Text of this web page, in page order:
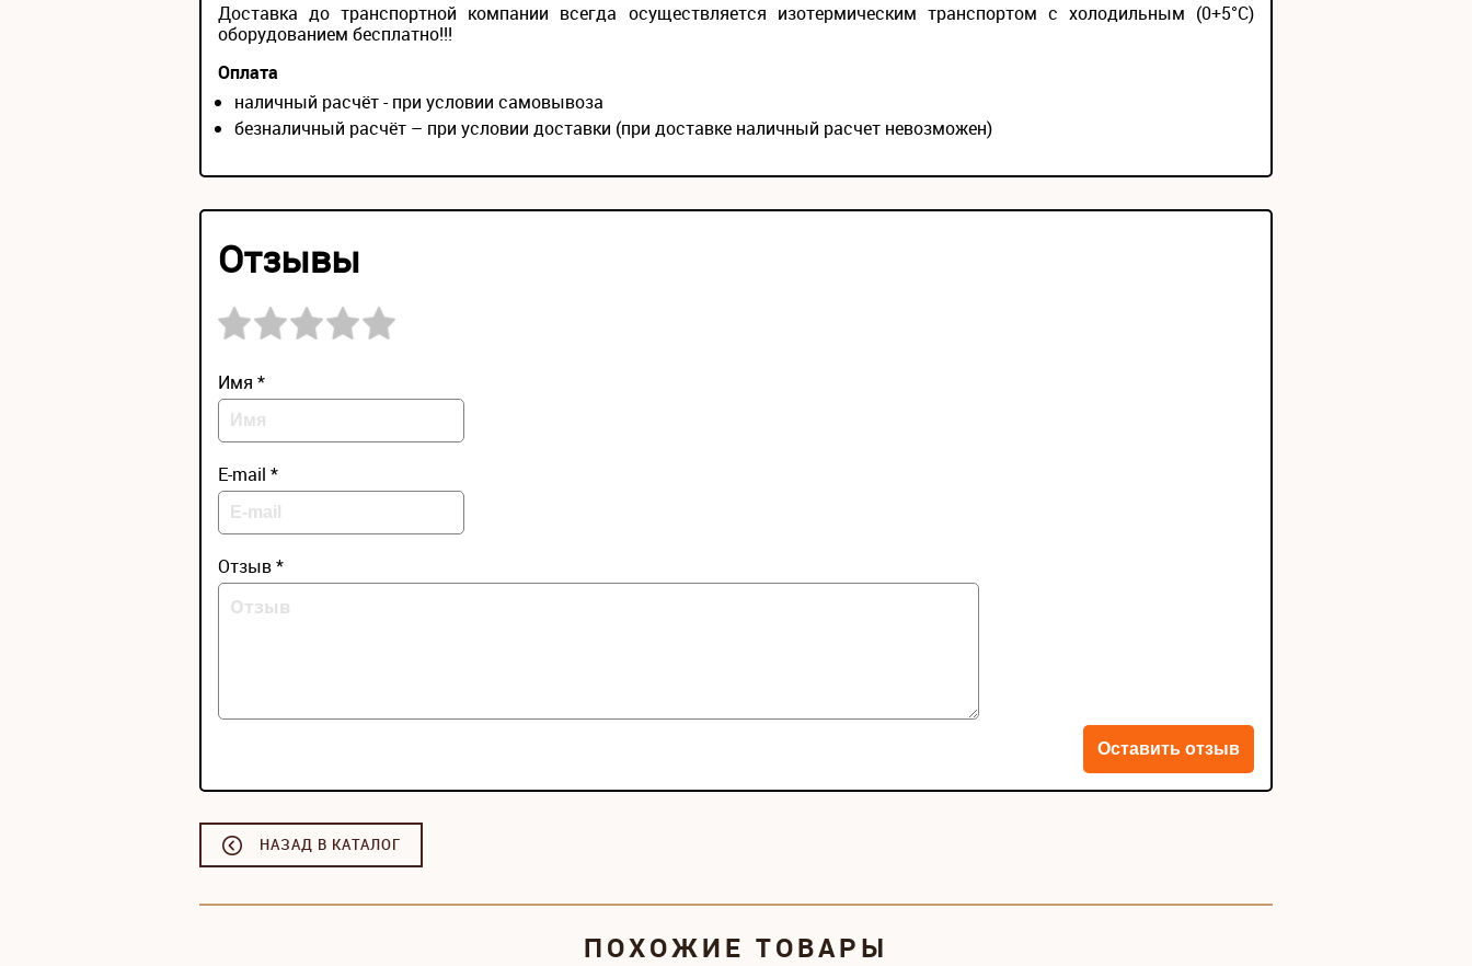
Доставка до транспортной компании всегда осуществляется изотермическим транспортом с холодильным (0+5°С)
оборудованием бесплатно!!!
Оплата
наличный расчёт - при условии самовывоза
безналичный расчёт – при условии доставки (при доставке наличный расчет невозможен)
Отзывы
Имя *
E-mail *
Отзыв *
НАЗАД В КАТАЛОГ
ПОХОЖИЕ ТОВАРЫ